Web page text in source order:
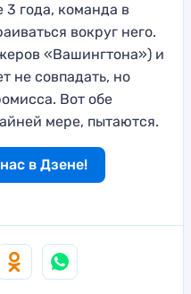
3 года, команда в
вокруг него.
«Вашингтона») и
не совпадать, но
Вот обе
мере, пытаются.
в Дзене!